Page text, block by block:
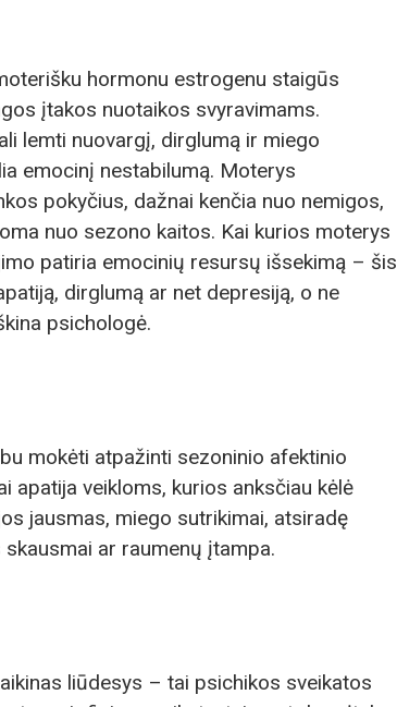
hormonu estrogenu staigūs
įtakos nuotaikos svyravimams.
lemti nuovargį, dirglumą ir miego
emocinį nestabilumą. Moterys
pokyčius, dažnai kenčia nuo nemigos,
nuo sezono kaitos. Kai kurios moterys
patiria emocinių resursų išsekimą – šis
dirglumą ar net depresiją, o ne
psichologė.
mokėti atpažinti sezoninio afektinio
apatija veikloms, kurios anksčiau kėlė
jausmas, miego sutrikimai, atsiradę
ar raumenų įtampa.
liūdesys – tai psichikos sveikatos